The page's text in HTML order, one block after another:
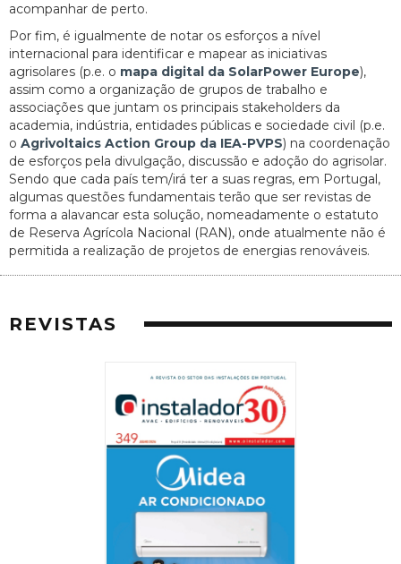
acompanhar de perto.
Por fim, é igualmente de notar os esforços a nível
internacional para identificar e mapear as iniciativas
agrisolares (p.e. o mapa digital da SolarPower Europe),
assim como a organização de grupos de trabalho e
associações que juntam os principais stakeholders da
academia, indústria, entidades públicas e sociedade civil (p.e.
o Agrivoltaics Action Group da IEA-PVPS) na coordenação
de esforços pela divulgação, discussão e adoção do agrisolar.
Sendo que cada país tem/irá ter a suas regras, em Portugal,
algumas questões fundamentais terão que ser revistas de
forma a alavancar esta solução, nomeadamente o estatuto
de Reserva Agrícola Nacional (RAN), onde atualmente não é
permitida a realização de projetos de energias renováveis.
REVISTAS